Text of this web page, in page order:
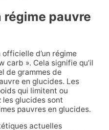
régime pauvre
d’un régime
carb ». Cela signifie qu’il
de grammes de
en glucides. Les
qui limitent ou
les glucides sont
pauvres en glucides.
actuelles